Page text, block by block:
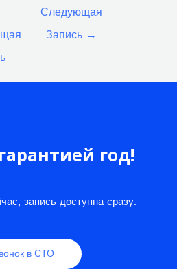
Следующая
Запись →
год!
запись доступна сразу.
в СТО